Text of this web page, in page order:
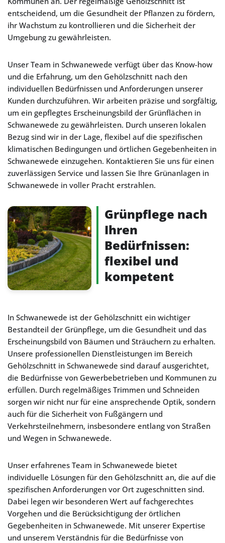
entscheidend, um die Gesundheit der Pflanzen zu fördern,
ihr Wachstum zu kontrollieren und die Sicherheit der
Umgebung zu gewährleisten.
Unser Team in Schwanewede verfügt über das Know-how
und die Erfahrung, um den Gehölzschnitt nach den
individuellen Bedürfnissen und Anforderungen unserer
Kunden durchzuführen. Wir arbeiten präzise und sorgfältig,
um ein gepflegtes Erscheinungsbild der Grünflächen in
Schwanewede zu gewährleisten. Durch unseren lokalen
Bezug sind wir in der Lage, flexibel auf die spezifischen
klimatischen Bedingungen und örtlichen Gegebenheiten in
Schwanewede einzugehen. Kontaktieren Sie uns für einen
zuverlässigen Service und lassen Sie Ihre Grünanlagen in
Schwanewede in voller Pracht erstrahlen.
Grünpflege nach
Ihren
Bedürfnissen:
flexibel und
kompetent
In Schwanewede ist der Gehölzschnitt ein wichtiger
Bestandteil der Grünpflege, um die Gesundheit und das
Erscheinungsbild von Bäumen und Sträuchern zu erhalten.
Unsere professionellen Dienstleistungen im Bereich
Gehölzschnitt in Schwanewede sind darauf ausgerichtet,
die Bedürfnisse von Gewerbebetrieben und Kommunen zu
erfüllen. Durch regelmäßiges Trimmen und Schneiden
sorgen wir nicht nur für eine ansprechende Optik, sondern
auch für die Sicherheit von Fußgängern und
Verkehrsteilnehmern, insbesondere entlang von Straßen
und Wegen in Schwanewede.
Unser erfahrenes Team in Schwanewede bietet
individuelle Lösungen für den Gehölzschnitt an, die auf die
spezifischen Anforderungen vor Ort zugeschnitten sind.
Dabei legen wir besonderen Wert auf fachgerechtes
Vorgehen und die Berücksichtigung der örtlichen
Gegebenheiten in Schwanewede. Mit unserer Expertise
und unserem Verständnis für die Bedürfnisse von